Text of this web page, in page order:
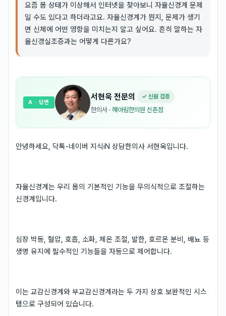
요즘 몸 상태가 이상해서 인터넷을 찾아보니 자율신경계 문제
일 수도 있다고 하더라고요. 자율신경계가 뭔지, 문제가 생기
면 신체에 어떤 영향을 미치는지 알고 싶어요. 흔히 말하는 자
율신경실조증과는 어떻게 다른가요?
서현욱 전문의 ✓ 신원 검증
한의사 · 해아림한의원 신촌점
A · 답변
안녕하세요, 닥톡-네이버 지식iN 상담한의사 서현욱입니다.
자율신경계는 우리 몸의 기본적인 기능을 무의식적으로 조절하는
신경계입니다.
심장 박동, 혈압, 호흡, 소화, 체온 조절, 발한, 호르몬 분비, 배뇨 등
생명 유지에 필수적인 기능들을 자동으로 제어합니다.
이는 교감신경계와 부교감신경계라는 두 가지 상호 보완적인 시스
템으로 구성되어 있습니다.